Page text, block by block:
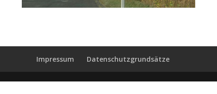
Impressum Datenschutzgrundsätze